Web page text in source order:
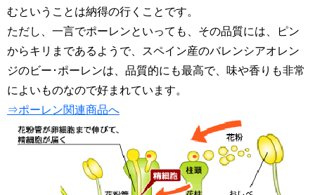
むということは納得の行くことです。
ただし、一言でポーレンといっても、その品質には、ピン
からキリまであるようで、スペイン産のバレンシアオレン
ジのビー･ポーレンは、品質的にも最高で、味や香りも非常
によいものなので好まれています。
⇒ポーレン関連商品へ